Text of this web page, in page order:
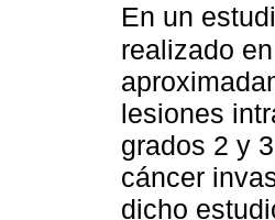
En un
realizado
lesiones
grados 2 y
cáncer
dicho